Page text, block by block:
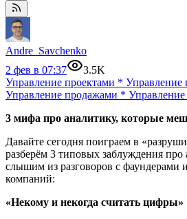
Andre_Savchenko
2 фев в 07:37
3.5K
Управление проектами * Управление
Управление продажами *
3 мифа про аналитику, которые
Давайте сегодня поиграем в
разберём 3 типовых заблуждения
слышим из разговоров с фаундерами
компаний:
«Некому и некогда считать цифры»